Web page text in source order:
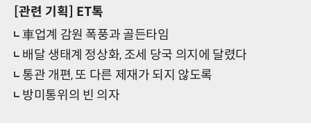
[관련 기획]
ET톡
車업계 감원 폭풍과 골든타임
배달 생태계 정상화, 조세 당국 의지에 달렸다
통관 개편, 또 다른 제재가 되지 않도록
방미통위의 빈 의자